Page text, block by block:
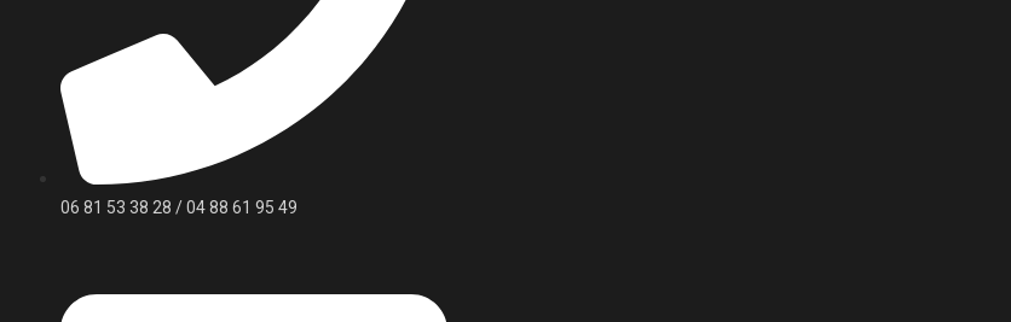
06 81 53 38 28 / 04 88 61 95 49